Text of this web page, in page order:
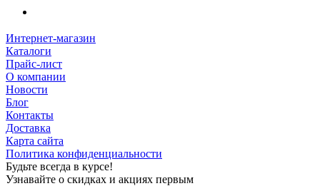
Интернет-магазин
Каталоги
Прайс-лист
О компании
Новости
Блог
Контакты
Доставка
Карта сайта
Политика конфиденциальности
Будьте всегда в курсе!
Узнавайте о скидках и акциях первым